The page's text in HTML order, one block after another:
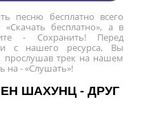
песню бесплатно всего
бесплатно», а в
- Сохранить! Перед
с нашего ресурса, Вы
прослушав трек на нашем
на - «Слушать»!
ШАХУНЦ - ДРУГ